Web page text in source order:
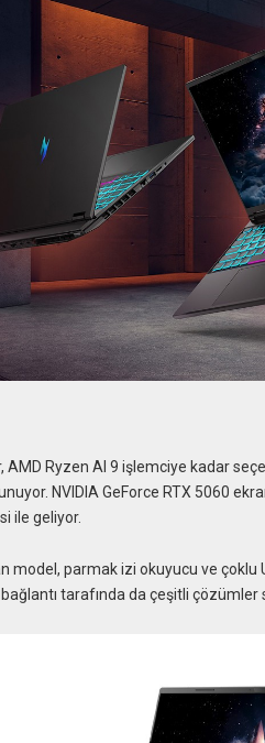
AMD Ryzen AI 9 işlemciye kadar
NVIDIA GeForce RTX 5060
ile geliyor.
model, parmak izi okuyucu ve çoklu
tarafında da çeşitli çözümler